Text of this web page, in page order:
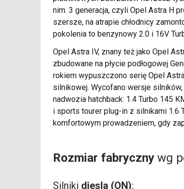
nim. 3 generacja, czyli Opel Astra H
szersze, na atrapie chłodnicy
pokolenia to benzynowy 2.0 i 16V
Opel Astra IV, znany też jako Opel
zbudowane na płycie podłogowej
rokiem wypuszczono serię Opel
silnikowej. Wycofano wersje
nadwozia hatchback: 1.4 Turbo 145
i sports tourer plug-in z silnikami 1.6
komfortowym prowadzeniem, gdy
Rozmiar fabryczny wg
Silniki diesla (ON):